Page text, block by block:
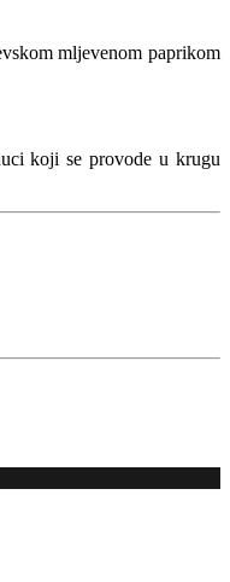
mljevenom paprikom
koji se provode u krugu